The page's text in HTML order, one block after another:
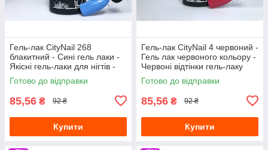
Гель-лак CityNail 268
блакитний - Сині гель лаки -
Якісні гель-лаки для нігтів -
Стійкий гель лак
Готово до відправки
85,56 ₴ 92 ₴
Купити
Гель-лак CityNail 4 червоний -
Гель лак червоного кольору -
Червоні відтінки гель-лаку
Готово до відправки
85,56 ₴ 92 ₴
Купити